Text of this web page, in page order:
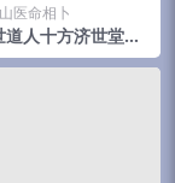
山医命相卜
人十方济世堂勅